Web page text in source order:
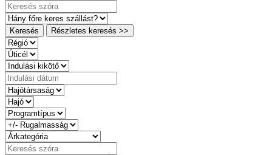
Keresés Részletes keresés >>